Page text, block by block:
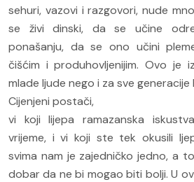
sehuri, vazovi i razgovori, nude
se živi dinski, da se učine
ponašanju, da se ono učini
čišćim i produhovljenijim. Ovo je
mlade ljude nego i za sve generacije
Cijenjeni postači,
vi koji lijepa ramazanska
vrijeme, i vi koji ste tek okusili
svima nam je zajedničko jedno, a
dobar da ne bi mogao biti bolji. U